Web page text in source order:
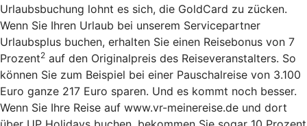
Urlaubsbuchung lohnt es sich, die GoldCard zu zücken.
Wenn Sie Ihren Urlaub bei unserem Servicepartner
Urlaubsplus buchen, erhalten Sie einen Reisebonus von 7
Prozent2 auf den Originalpreis des Reiseveranstalters. So
können Sie zum Beispiel bei einer Pauschalreise von 3.100
Euro ganze 217 Euro sparen. Und es kommt noch besser.
Wenn Sie Ihre Reise auf www.vr-meinereise.de und dort